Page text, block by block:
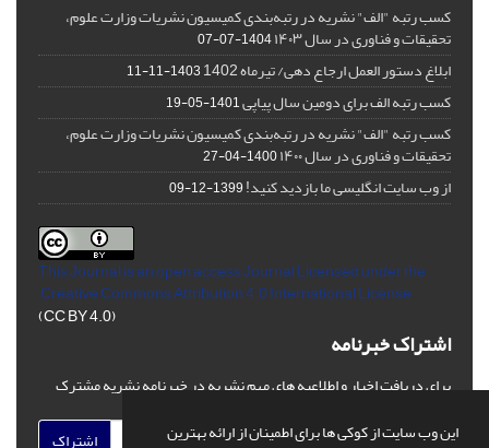
این وب سایت از کوکی ها برای اطمینان از ارائه بهترین
کسب رتبه "الف" نشریه در رتبه‌بندی کمیسیون نشریات وزارت علوم،
تحقیقات و فناوری در سال ۱۴۰۳ 1404-07-07
ابلاغ دستور العمل ارجاع دهی/ تیرماه 1402 1403-11-11
کسب رتبه الف برای دومین سال پیاپی1401-05-19
کسب رتبه "الف" نشریه در رتبه‌بندی کمیسیون نشریات وزارت علوم،
تحقیقات و فناوری در سال ۱۴۰۰ 1400-04-27
از وب سایت انگلیسی ما بازدید کنید!1399-12-09
This Journal is an open access Journal Licensedunder the
Creative Commons Attribution 4.0 International License
(CC BY 4.0)
اشتراک خبرنامه
برای دریافت اخبار و اطلاعیه های مهم نشریه در خبرنامه نشریه مشترک
اشتراک